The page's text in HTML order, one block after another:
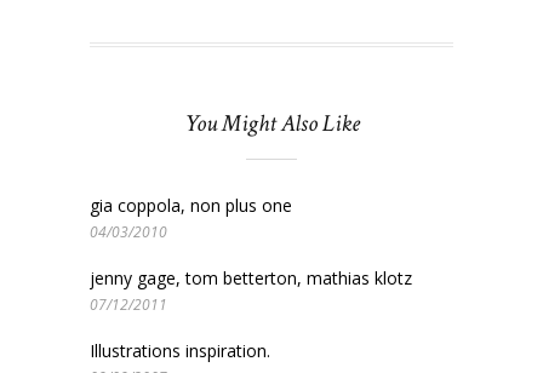
You Might Also Like
gia coppola, non plus one
04/03/2010
jenny gage, tom betterton, mathias klotz
07/12/2011
Illustrations inspiration.